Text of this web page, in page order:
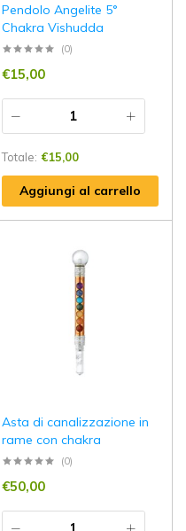
Pendolo Angelite 5°
Chakra Vishudda
(0)
€15,00
Totale: €15,00
Aggiungi al carrello
Asta di canalizzazione in
rame con chakra
(0)
€50,00